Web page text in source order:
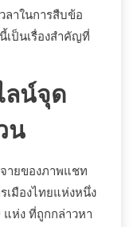
ลาในการสืบข้อ
เป็นเรื่องสำคัญที่
ลน์จุด
น
ายของภาพแชท
เมืองไทยแห่งหนึ่ง
แห่ง ที่ถูกกล่าวหา